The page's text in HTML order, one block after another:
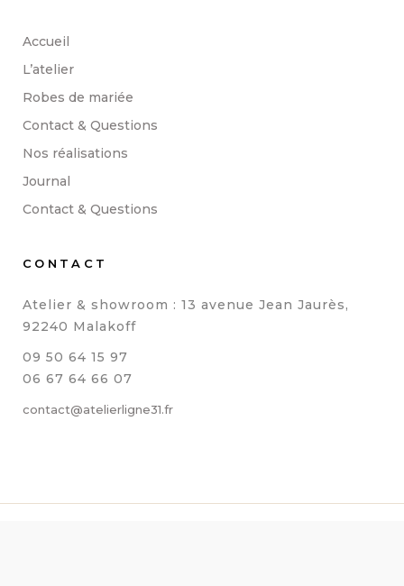
Accueil
L’atelier
Robes de mariée
Contact & Questions
Nos réalisations
Journal
Contact & Questions
CONTACT
Atelier & showroom : 13 avenue Jean Jaurès,
92240 Malakoff
09 50 64 15 97
06 67 64 66 07
contact@atelierligne31.fr